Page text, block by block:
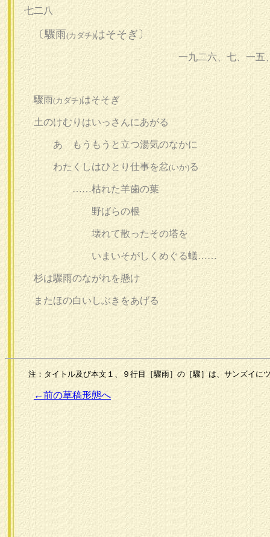
七二八
〔驟雨(カダチ)はそそぎ〕
一九二六、七、一五
驟雨(カダチ)はそそぎ
土のけむりはいっさんにあがる
あゝもうもうと立つ湯気のなかに
わたくしはひとり仕事を忿(いか)る
……枯れた羊歯の葉
野ばらの根
壊れて散ったその塔を
いまいそがしくめぐる蟻……
杉は驟雨のながれを懸け
またほの白いしぶきをあげる
注：タイトル及び本文１、９行目［驟雨］の［驟］は、サンズイに
←前の草稿形態へ